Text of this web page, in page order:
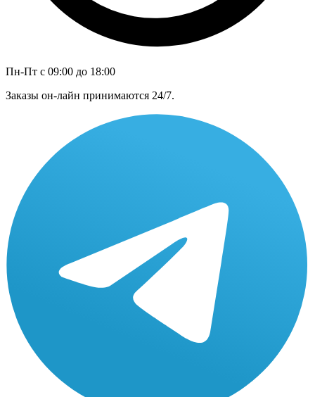
Пн-Пт с 09:00 до 18:00
Заказы он-лайн принимаются 24/7.